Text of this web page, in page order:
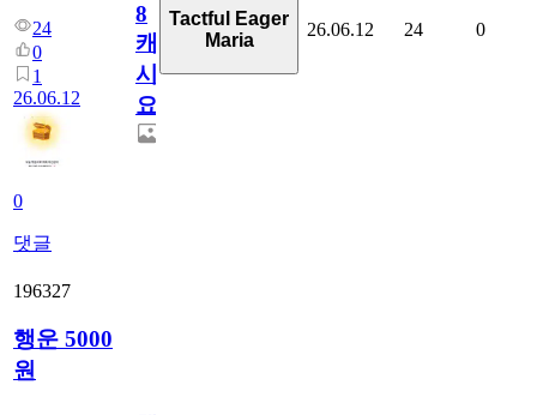
24
0
1
26.06.12
0
댓글
8
캐
시
요??
Tactful Eager
Maria
26.06.12 24 0
196327
행운 5000
원